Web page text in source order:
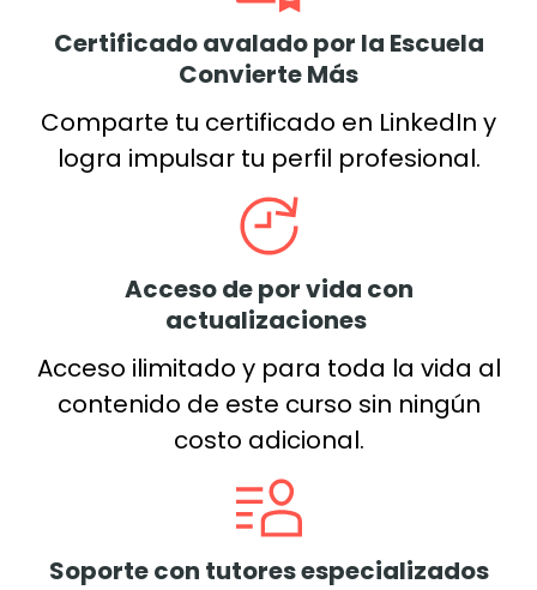
Certificado avalado por la Escuela
Convierte Más
Comparte tu certificado en LinkedIn y
logra impulsar tu perfil profesional.
Acceso de por vida con
actualizaciones
Acceso ilimitado y para toda la vida al
contenido de este curso sin ningún
costo adicional.
Soporte con tutores especializados